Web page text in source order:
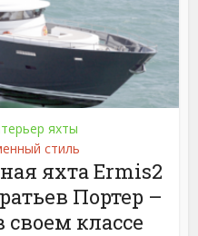
яхты
стиль
яхта Ermis2
Портер –
классе